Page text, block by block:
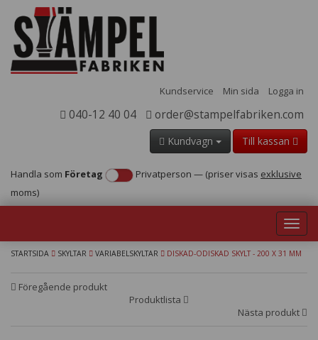
Kundservice Min sida Logga in
040-12 40 04 order@stampelfabriken.com
Kundvagn Till kassan
Handla som Företag Privatperson — (priser visas exklusive
moms)
STARTSIDA SKYLTAR VARIABELSKYLTAR DISKAD-ODISKAD SKYLT - 200 X 31 MM
Föregående produkt
Produktlista
Nästa produkt